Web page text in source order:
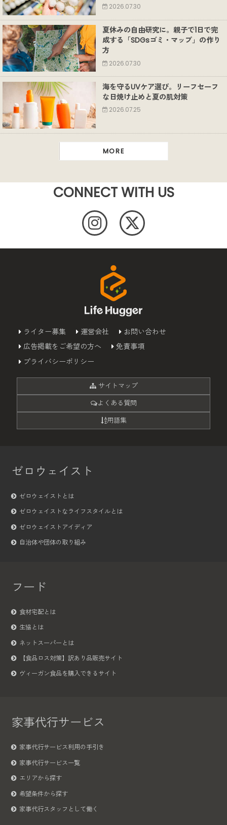
2026.07.30
夏休みの自由研究に。親子で1日で完
成する「SDGsゴミ・マップ」の作り
方
2026.07.30
海を守るUVケア選び。リーフセーフ
な日焼け止めと夏の肌対策
2026.07.25
MORE
CONNECT WITH US
ライター募集 運営会社
お問い合わせ
広告掲載をご希望の方へ
免責事項
プライバシーポリシー
サイトマップ
よくある質問
用語集
ゼロウェイスト
ゼロウェイストとは
ゼロウェイストなライフスタイルとは
ゼロウェイストアイディア
自治体や団体の取り組み
フード
食材宅配とは
生協とは
ネットスーパーとは
【食品ロス対策】訳あり品販売サイト
ヴィーガン食品を購入できるサイト
家事代行サービス
家事代行サービス利用の手引き
家事代行サービス一覧
エリアから探す
希望条件から探す
家事代行スタッフとして働く